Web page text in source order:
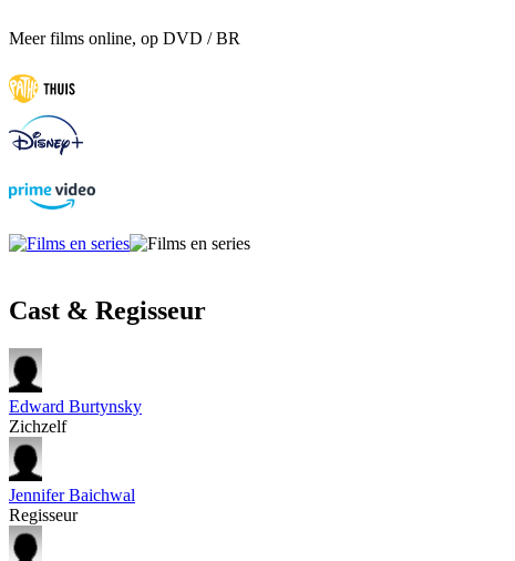
Meer films online, op DVD / BR
Cast & Regisseur
Edward Burtynsky
Zichzelf
Jennifer Baichwal
Regisseur